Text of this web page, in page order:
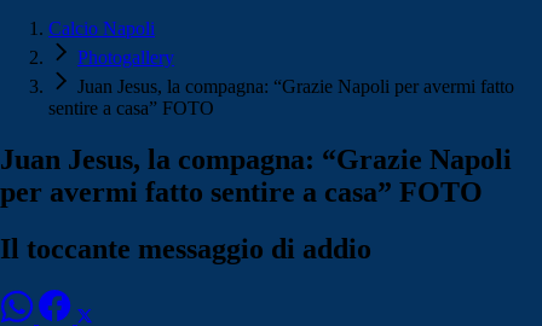
Calcio Napoli
Photogallery
Juan Jesus, la compagna: “Grazie Napoli per avermi fatto
sentire a casa” FOTO
Juan Jesus, la compagna: “Grazie Napoli
per avermi fatto sentire a casa” FOTO
Il toccante messaggio di addio